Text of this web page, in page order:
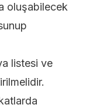
oluşabilecek
listesi ve